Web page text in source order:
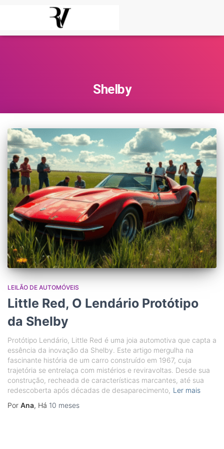
Shelby
LEILÃO DE AUTOMÓVEIS
Little Red, O Lendário Protótipo
da Shelby
Protótipo Lendário, Little Red é uma joia automotiva que capta a
essência da inovação da Shelby. Este artigo mergulha na
fascinante história de um carro construído em 1967, cuja
trajetória se entrelaça com mistérios e reviravoltas. Desde sua
construção, recheada de características marcantes, até sua
redescoberta após décadas de desaparecimento, Ler mais
Por Ana, Há 10 meses